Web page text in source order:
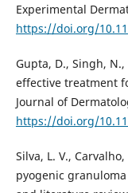
Experimental
https://doi.org/
Gupta, D., Singh,
effective treatment
Journal of
https://doi.org/
Silva, L. V.,
pyogenic